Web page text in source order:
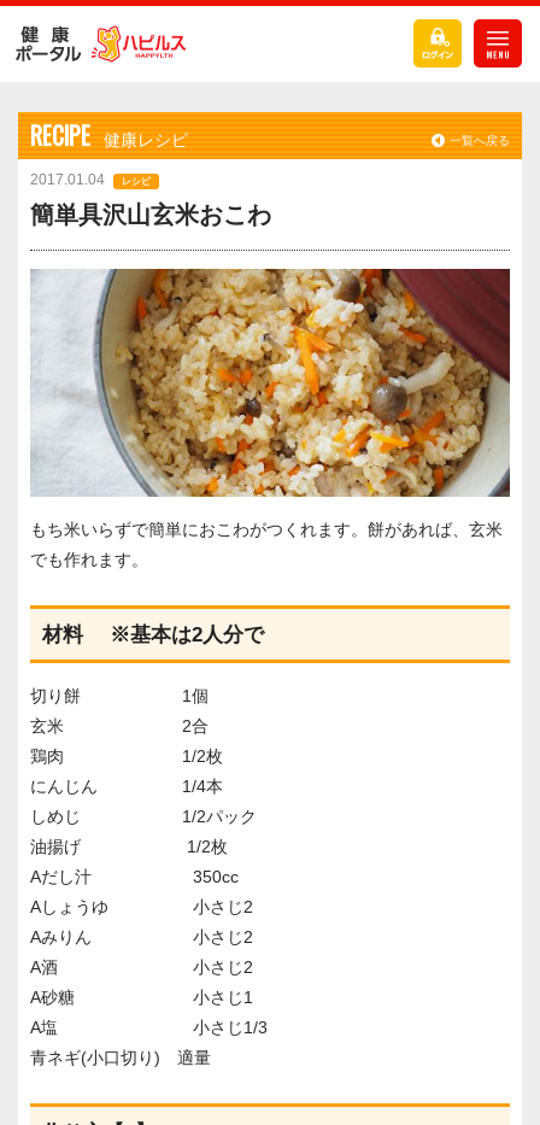
RECIPE 健康レシピ 一覧へ戻る
2017.01.04 レシピ
簡単具沢山玄米おこわ
もち米いらずで簡単におこわがつくれます。餅があれば、玄米
でも作れます。
材料 ※基本は2人分で
切り餅 1個
玄米 2合
鶏肉 1/2枚
にんじん 1/4本
しめじ 1/2パック
油揚げ 1/2枚
Aだし汁 350cc
Aしょうゆ 小さじ2
Aみりん 小さじ2
A酒 小さじ2
A砂糖 小さじ1
A塩 小さじ1/3
青ネギ(小口切り) 適量